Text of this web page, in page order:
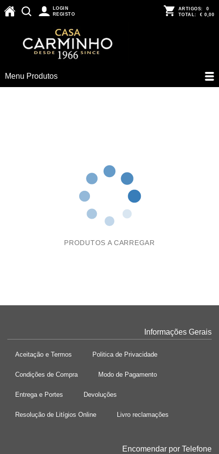
LOGIN
REGISTO
ARTIGOS: 0
TOTAL: € 0,00
Menu Produtos
PRODUTOS A CARREGAR
Informações Gerais
Aceitação e Termos Politica de Privacidade
Condições de Compra Modo de Pagamento
Entrega e Portes Devoluções
Resolução de Litígios Online Livro reclamações
Encomendar por Telefone